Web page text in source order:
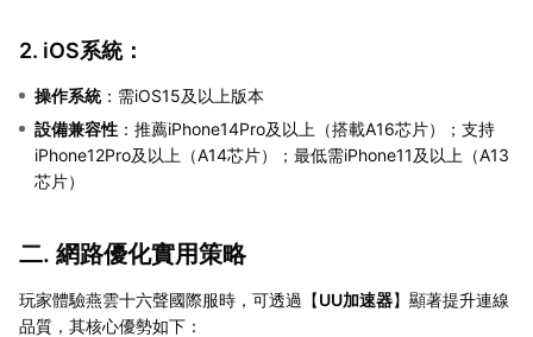
2. iOS系統：
操作系統：需iOS15及以上版本
設備兼容性 ：推薦iPhone14Pro及以上（搭載A16芯片）；支持
iPhone12Pro及以上（A14芯片）；最低需iPhone11及以上（A13
芯片）
二. 網路優化實用策略
玩家體驗燕雲十六聲國際服時，可透過【UU加速器】顯著提升連線
品質，其核心優勢如下：